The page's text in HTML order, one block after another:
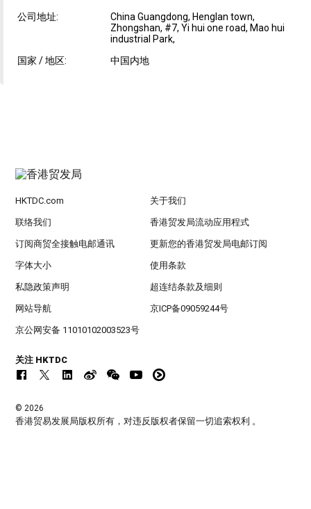
公司地址:
China Guangdong, Henglan town,
Zhongshan, #7, Yi hui one road, Mao hui
industrial Park,
国家 / 地区:
中国内地
HKTDC.com 关于我们
联络我们 香港贸发局流动应用程式
订阅商贸全接触电邮通讯 更新您的香港贸发局电邮订阅
字体大小 使用条款
私隐政策声明 超连结条款及细则
网站导航 京ICP备09059244号
京公网安备 11010102003523号
关注 HKTDC
© 2026
香港贸易发展局版权所有，对违反版权者保留一切追索权利 。